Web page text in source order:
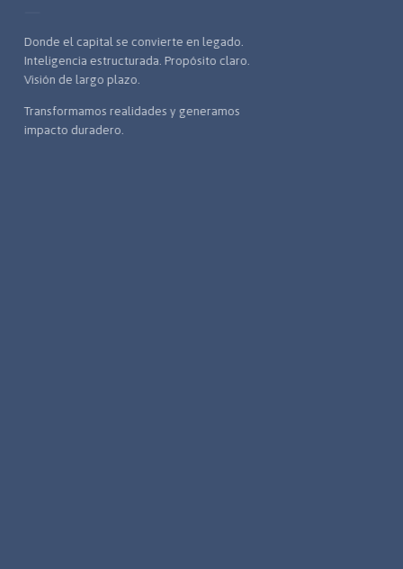
Donde el capital se convierte en legado.
Inteligencia estructurada. Propósito claro.
Visión de largo plazo.
Transformamos realidades y generamos
impacto duradero.